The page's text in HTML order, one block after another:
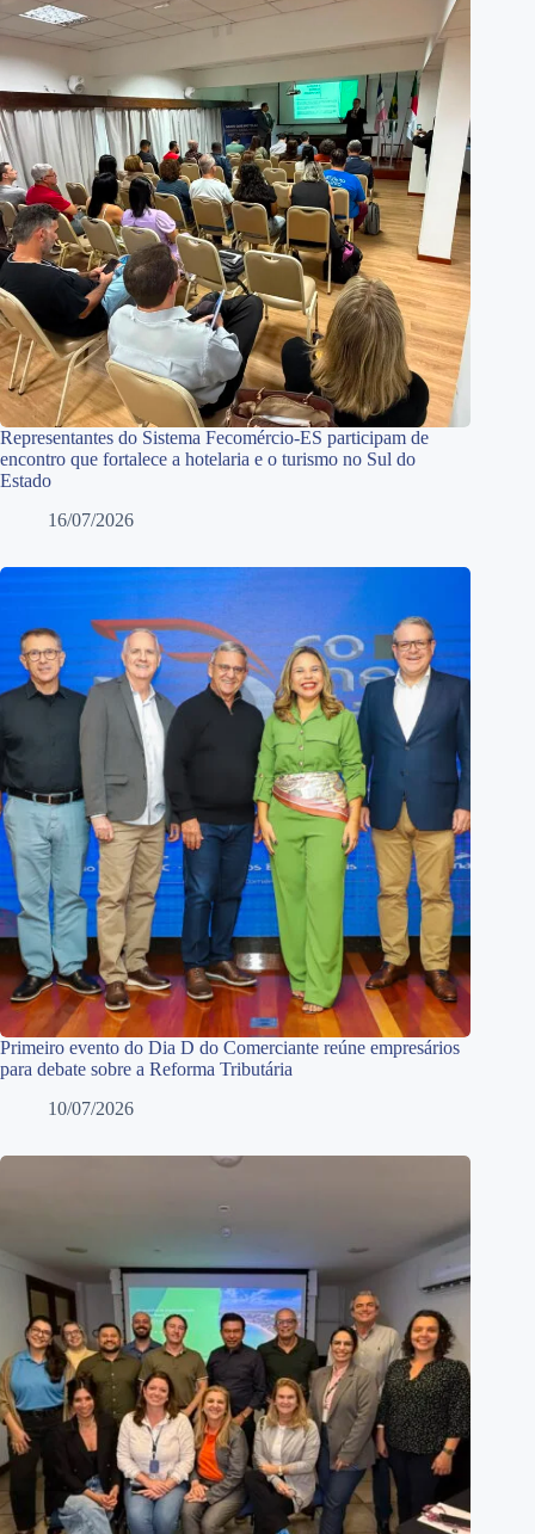
Representantes do Sistema Fecomércio-ES participam de
encontro que fortalece a hotelaria e o turismo no Sul do
Estado
16/07/2026
Primeiro evento do Dia D do Comerciante reúne empresários
para debate sobre a Reforma Tributária
10/07/2026